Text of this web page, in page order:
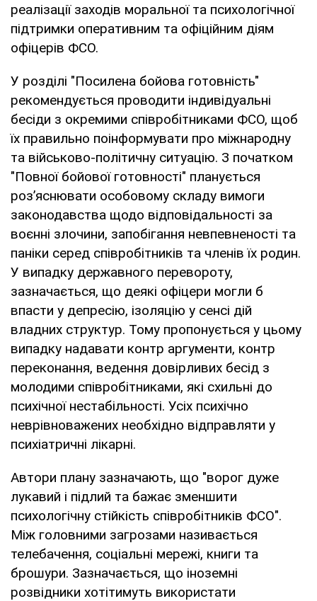
реалізації заходів моральної та психологічної
підтримки оперативним та офіційним діям
офіцерів ФСО.
У розділі "Посилена бойова готовність"
рекомендується проводити індивідуальні
бесіди з окремими співробітниками ФСО, щоб
їх правильно поінформувати про міжнародну
та військово-політичну ситуацію. З початком
"Повної бойової готовності" планується
роз’яснювати особовому складу вимоги
законодавства щодо відповідальності за
воєнні злочини, запобігання невпевненості та
паніки серед співробітників та членів їх родин.
У випадку державного перевороту,
зазначається, що деякі офіцери могли б
впасти у депресію, ізоляцію у сенсі дій
владних структур. Тому пропонується у цьому
випадку надавати контр аргументи, контр
переконання, ведення довірливих бесід з
молодими співробітниками, які схильні до
психічної нестабільності. Усіх психічно
неврівноважених необхідно відправляти у
психіатричні лікарні.
Автори плану зазначають, що "ворог дуже
лукавий і підлий та бажає зменшити
психологічну стійкість співробітників ФСО".
Між головними загрозами називається
телебачення, соціальні мережі, книги та
брошури. Зазначається, що іноземні
розвідники хотітимуть використати